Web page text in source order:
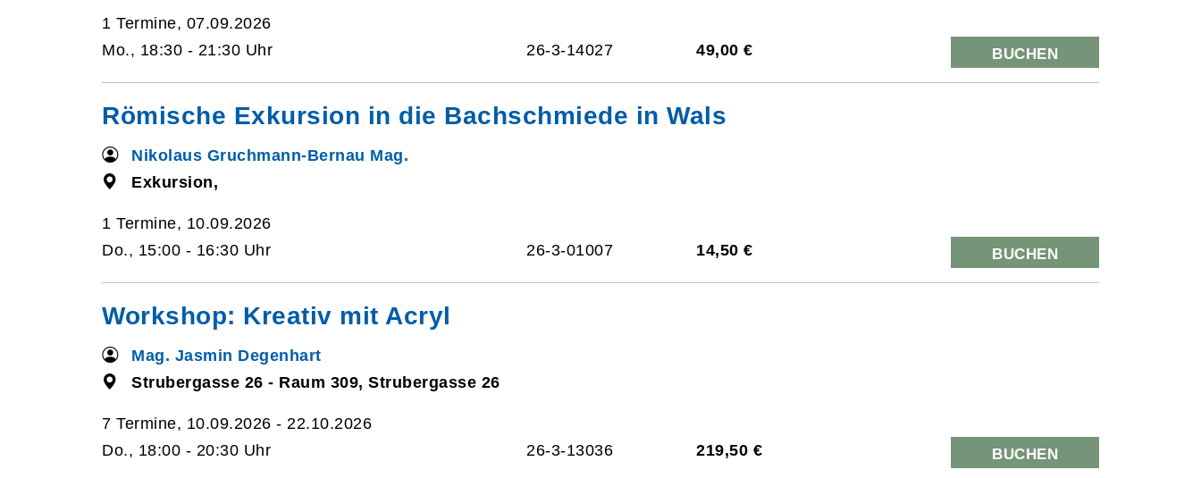
1 Termine, 07.09.2026
Mo., 18:30 - 21:30 Uhr
26-3-14027 49,00 € BUCHEN
Römische Exkursion in die Bachschmiede in Wals
Nikolaus Gruchmann-Bernau Mag.
Exkursion,
1 Termine, 10.09.2026
Do., 15:00 - 16:30 Uhr
26-3-01007 14,50 € BUCHEN
Workshop: Kreativ mit Acryl
Mag. Jasmin Degenhart
Strubergasse 26 - Raum 309, Strubergasse 26
7 Termine, 10.09.2026 - 22.10.2026
Do., 18:00 - 20:30 Uhr
26-3-13036 219,50 € BUCHEN